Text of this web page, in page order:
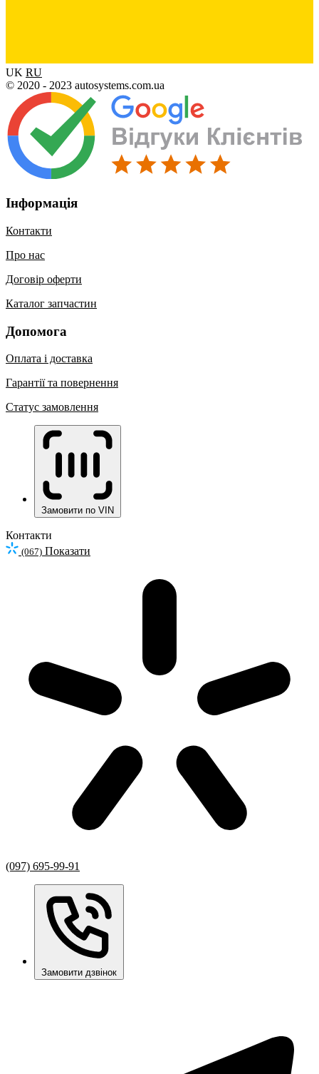
UK RU
© 2020 - 2023 autosystems.com.ua
Інформація
Контакти
Про нас
Договір оферти
Каталог запчастин
Допомога
Оплата і доставка
Гарантії та повернення
Статус замовлення
Замовити по VIN
Контакти
(067) Показати
(097) 695-99-91
Замовити дзвінок